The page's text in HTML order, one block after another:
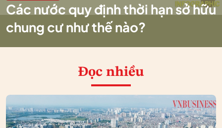
Các nước quy định thời hạn sở hữu
chung cư như thế nào?
Đọc nhiều